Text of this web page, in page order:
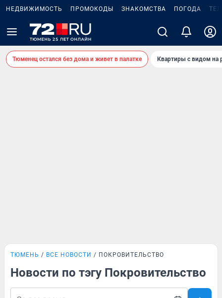
НЕДВИЖИМОСТЬ ПРОМОКОДЫ ЗНАКОМСТВА ПОГОДА
Тюменец остался без дома и живет в палатке Квартиры с видом на
ТЮМЕНЬ ВСЕ НОВОСТИ ПОКРОВИТЕЛЬСТВО
Новости по тэгу Покровительство